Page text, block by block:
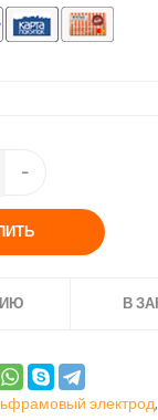
В
электрод,